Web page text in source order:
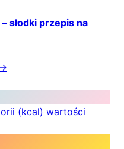
słodki przepis na
(kcal) wartości